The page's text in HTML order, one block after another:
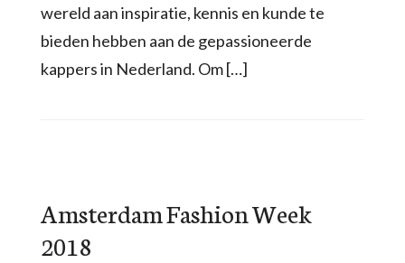
wereld aan inspiratie, kennis en kunde te
bieden hebben aan de gepassioneerde
kappers in Nederland. Om […]
Amsterdam Fashion Week
2018